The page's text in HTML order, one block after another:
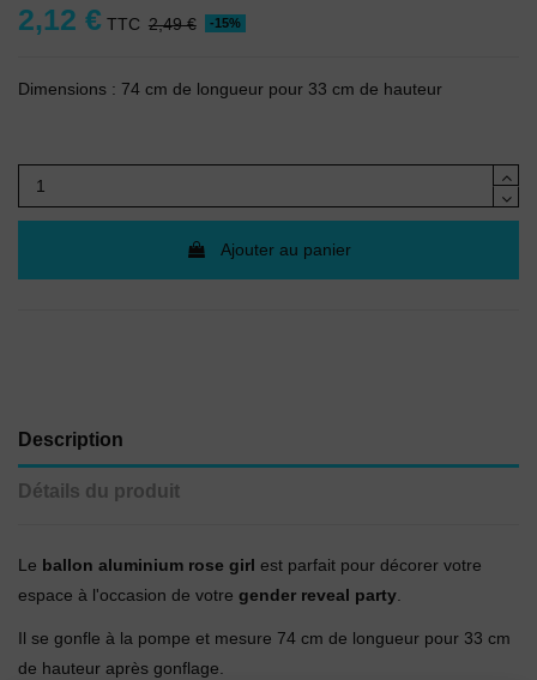
2,12 € TTC 2,49 € -15%
Dimensions : 74 cm de longueur pour 33 cm de hauteur
Ajouter au panier
Description
Détails du produit
Le ballon aluminium rose girl est parfait pour décorer votre
espace à l'occasion de votre gender reveal party
Il se gonfle à la pompe et mesure 74 cm de longueur pour 33 cm
de hauteur après gonflage.